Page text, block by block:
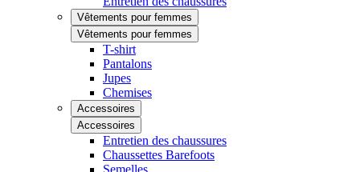
Vêtements pour femmes
Vêtements pour femmes
T-shirt
Pantalons
Jupes
Chemises
Accessoires
Accessoires
Entretien des chaussures
Chaussettes Barefoots
Semelles